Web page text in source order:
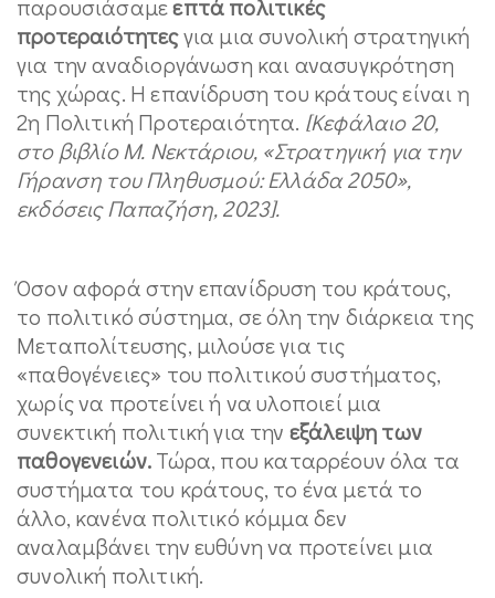
παρουσιάσαμεεπτά πολιτικές
προτεραιότητεςγια μια συνολική στρατηγική
για την αναδιοργάνωση και ανασυγκρότηση
της χώρας. Η επανίδρυση του κράτους είναι η
2η Πολιτική Προτεραιότητα. [Κεφάλαιο 20,
στο βιβλίο Μ. Νεκτάριου, «Στρατηγική για την
Γήρανση του Πληθυσμού: Ελλάδα 2050»,
εκδόσεις Παπαζήση, 2023].
Όσον αφορά στην επανίδρυση του κράτους,
το πολιτικό σύστημα, σε όλη την διάρκεια της
Μεταπολίτευσης, μιλούσε για τις
«παθογένειες» του πολιτικού συστήματος,
χωρίς να προτείνει ή να υλοποιεί μια
συνεκτική πολιτική για την εξάλειψη των
παθογενειών.Τώρα, που καταρρέουν όλα τα
συστήματα του κράτους, το ένα μετά το
άλλο, κανένα πολιτικό κόμμα δεν
αναλαμβάνει την ευθύνη να προτείνει μια
συνολική πολιτική.